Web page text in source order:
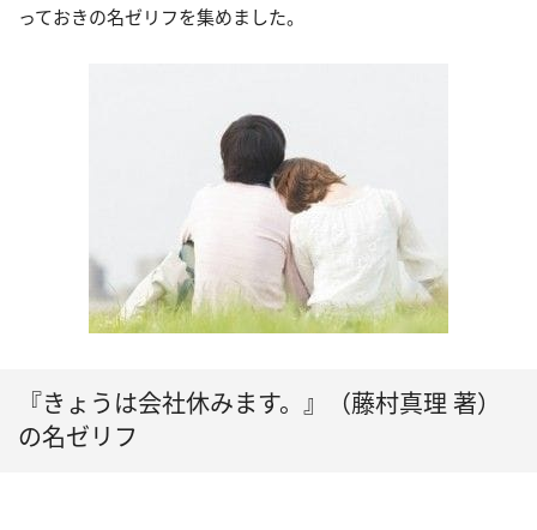
っておきの名ゼリフを集めました。
『きょうは会社休みます。』（藤村真理 著）
の名ゼリフ